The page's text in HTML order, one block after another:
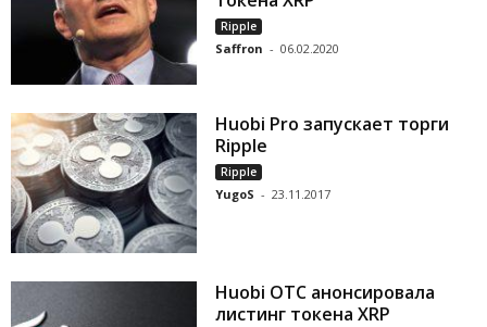
Ripple
Saffron - 06.02.2020
Huobi Pro запускает торги
Ripple
Ripple
YugoS - 23.11.2017
Huobi OTC анонсировала
листинг токена XRP